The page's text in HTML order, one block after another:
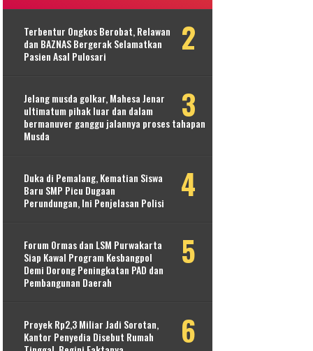
Terbentur Ongkos Berobat, Relawan
dan BAZNAS Bergerak Selamatkan
Pasien Asal Pulosari
Jelang musda golkar, Mahesa Jenar
ultimatum pihak luar dan dalam
bermanuver ganggu jalannya proses tahapan
Musda
Duka di Pemalang, Kematian Siswa
Baru SMP Picu Dugaan
Perundungan, Ini Penjelasan Polisi
Forum Ormas dan LSM Purwakarta
Siap Kawal Program Kesbangpol
Demi Dorong Peningkatan PAD dan
Pembangunan Daerah
Proyek Rp2,3 Miliar Jadi Sorotan,
Kantor Penyedia Disebut Rumah